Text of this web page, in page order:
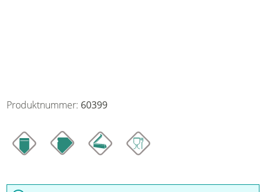
Produktnummer: 60399